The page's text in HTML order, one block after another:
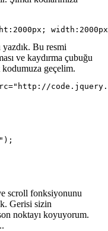
Bu resmi
ve kaydırma çubuğu
kodumuza geçelim.
scroll fonksiyonunu
Gerisi sizin
son noktayı koyuyorum.